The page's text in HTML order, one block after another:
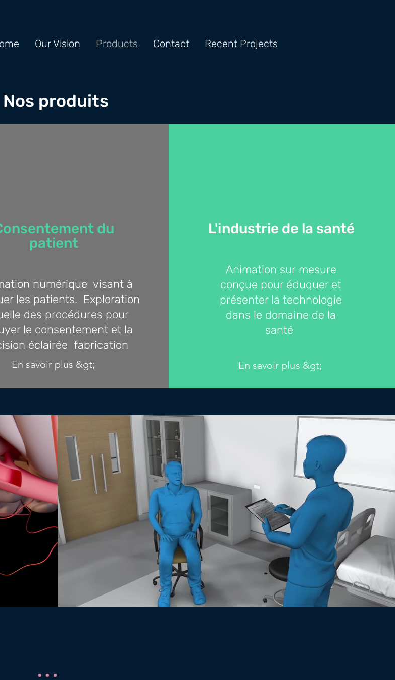
Our Vision Products Contact Recent Projects
Nos produits
du
patient
numérique visant à
les patients. Exploration
des procédures pour
le consentement et la
éclairée fabrication
En savoir plus &gt;
L'industrie de la santé
Animation sur mesure
conçue pour éduquer et
présenter la technologie
dans le domaine de la
santé
En savoir plus &gt;
Lire la vidéo